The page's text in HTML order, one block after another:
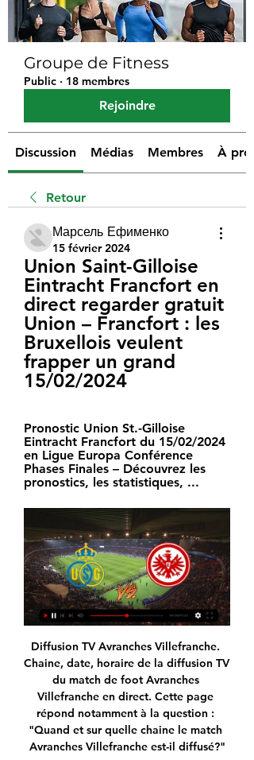
Groupe de Fitness
Public · 18 membres
Rejoindre
Discussion Médias Membres À
Retour
Марсель Ефименко
15 février 2024
Union Saint-Gilloise
Eintracht Francfort en
direct regarder gratuit
Union – Francfort : les
Bruxellois veulent
frapper un grand
15/02/2024
Pronostic Union St.-Gilloise
Eintracht Francfort du 15/02/2024
en Ligue Europa Conférence
Phases Finales – Découvrez les
pronostics, les statistiques, ...
Diffusion TV Avranches Villefranche. Chaine, date, horaire de la diffusion TV du match de foot Avranches Villefranche en direct. Cette page répond notamment à la question : "Quand et sur quelle chaine le match Avranches Villefranche est-il diffusé?"

Une photographie, montrant des cadavres d'adolescents, et très largement partagée sur Facebook, est utilisée dans plusieurs pays africains pour illustrer de supposés massacres ou catastrophes. Il s'agit en réalité d'une photo montrant les victimes d'un accident, survenu à …

Suivez le match Eintracht Francfort-Benfica en direct 18/04/2019. Ne ratez pas ce match de Ligue Europa en direct, sinon, suivez les résultats, score buts après match Eintracht Francfort-Benfica.

Jeux concours sur Fréjus-Saint-Raphaël Jouez et tentez de gagnez l'un des nombreux cadeaux sur frejus-saintraphael.maville.com : places de cinéma et de concert, voyages, bons d'achats, DVD, CD, consoles de jeux, appareil photo, coffret wonderbox,... Venez participer aux jeux concours gratuits mis en ligne …

Regarder Royale Union Saint Gilloise Eintracht Francfort en Regarder Royale Union Saint Gilloise Eintracht Francfort en streaming et voir Royale Union Saint Gilloise Eintracht Francfort live direct.

Les lettres EDU_NUM langues vivantes sont envoyées à tous les IA-IPR et IEN-ET de langues vivantes qui en assurent la diffusion à tous les enseignants de langues vivantes, dans leurs messageries professionnelles avec éventuellement des informations de l'académie. Voir le contenu de cette rubrique; Outils numériques. Divers

Quart de finale retour entre Metz Handball et l’OGC Nice programmé ce jeudi à 20h30 aux Arènes. Les Dragonnes partent avec deux buts d’avance. Après avoir négocié habilement son déplacement sur la Côte d’Azur, Metz Handball se trouve en position de force à l’heure d’aborder son quart de finale retour face à l’OGC Nice. Un.

Pronostic Dijon Strasbourg du 05/10/2019 en Ligue 1 – Découvrez les pronostics, les statistiques et les meilleures cotes pour le match de Football Dijon - Strasbourg réalisés …

En direct Union Saint-Gilloise. Union Saint-Gilloise. 18h45. Eintracht Francfort. A venir Knockout Round Play-offs. Olympiakos Pirée. Olympiakos Pirée.

Vous consultez actuellement la page : Statistique JJ Urquiza - Sacachispas Statistiques des matchs de JJ Urquiza et Sacachispas: afin de vous aider à parier nous affichons les derniers scores et les stats entre ASyD Justo José de Urquiza et Sacachispas FC. Les cotes du match JJ Urquiza - Sacachispas sont aussi disponibles selon le contexte.

Vous consultez actuellement la page : Statistique Elfsborg - Häcken Statistiques des matchs de Elfsborg et Häcken: afin de vous aider à parier nous affichons les derniers scores et les stats entre IF Elfsborg et BK Häcken. Les cotes du match Elfsborg - Häcken sont aussi disponibles selon le contexte.

2 Views A moins de deux semaines du début du tour préliminaire de la Champions League et la coupe des confédérations de la CAF, UMS de Loum et Stade Renard de Melong, les 2 clubs camerounais engagés en compétitions africaine ont tous changé d’entraineur. C’est UMS de Loum qui annonça les couleurs samedi passé avec […]

Encore un petit effort pour écrire la plus belle saison de Metz handball. Les dragonnes doivent conclure ce dimanche en finale retour du championnat face à Nice. Au coup d'envoi à 17 heures aux.

SC Langenthal vs EV Zug Academy 2019-10-22 18:00 flux en direct, conseils, cotes et statistiques H2H. Cliquez ici pour tous nos pronostics et pronostics gratuits.

France Gabon Gambie Ghana Gibraltar Grenade Grèce Guadeloupe Guam. République Démocrate du Congo République Tchèque Réunion Saint-Kitts-et-Nevis Saint-Marin Sao Tomé e Principe Serbie Sierra Leone Singapour.

Vous consultez actuellement la page : Vila Real - Valadares Gaia Suivez le match Vila Real - Valadares Gaia en direct (résumé, score et buts). Le résultat de ce match II Divisao entre SC Vila Real et Valadares Gaia est à suivre en live à partir de 16h00.

Chauffeur VTC Toulon - Hyères - Nice - Marseille - St Tropez - Monaco. Ponctualité, courtoisie, discrétion, fiabilité, serviabilité sont les clefs de notre société. Transfert VIP en toute discrétion. Depuis 2016 notre société s'engage pour la qualité et le service à bord. Récompensé en 2018 et 2019 par TripAdvisor.

Vous consultez actuellement la page : Résultats Limhamn Bunkeflo 07 Calendrier football et scores en direct de Limhamn Bunkeflo 07. Les résultats et les prochains matchs de IF Limhamn Bunkeflo (Limhamn Bunkeflo 07) sont disponibles en live.

Pronostic Lille Nimes du 06/10/2019 en Ligue 1 – Découvrez les pronostics, les statistiques et les meilleures cotes pour le match de Football Lille - Nimes réalisés par …

Saint-Amand Hainaut Basket vs Landerneau Bretagne Basket 2019-10-12 18:00 flux en direct, conseils, cotes et statistiques H2H. Cliquez ici pour tous nos pronostics et pronostics gratuits. Cliquez ici pour tous nos pronostics et pronostics gratuits.

Match Eintracht Francfort Chaine de diffusion, Programme TV Programme TV Eintracht Francfort : ne ratez aucun match du club retransmis en direct à la télévision ! Union Saint-Gilloise R. Union SG Eintracht Francfort ...

O 2 Cholet – 43 Avenue de la Marne 49300 Cholet O 2 Claye Souilly – 28 Avenue de Verdun 77290 Mitry-Mory O 2 Clermont-Ferrand – 1, rue Danziger 63100 Clermont-Ferrand O 2 Clermont-Ferrand Nord – 1 Rue Claude Danziger 63100 Clermont-Ferrand O 2 Coeur d’Hérault et Cévennes – 6, Parc d’Activité de Camalcé 34150 Gignac

Foot live: Résultats Foot et Match en direct sur FOOTLIVE Foot Live: Résultats de football en direct, les scores en direct des matchs de foot, les classement et calendrier des compétitions sur foot live.

Cet outil, le wikibois, est un document collaboratif sur la construction bois. J'invite tous les enseignants volontaires, auto constructeurs, professionnels de la construction à s'inscrire pour alimenter ce wiki.

GRAND BESANCON METROPOLE Doubs, FR. Postuler sur le site de l’entreprise. Métallier ferronnier GRAND BESANCON METROPOLE Doubs, FR il y a 1 semaine Faites partie des 25 premiers candidats. Postuler sur le site de l’entreprise. Descriptif De L'emploi Un métallier ferronnier (h/f) au sein de la Direction Parc Automobile et Logistique Missions. Effectuer les travaux d'entretien et de.

Achetez votre ensemble literie matelas et sommier en direct du fabricant et faites des économies. Découvrez toute notre gamme d'ensemble literie fixe certifiée CTB avec matelas latex, ressorts ou mousse Belle Literie fabriqués en France.

28éme Journée Lyon Duchère. Détails Catégorie : Articles 18-19 Écrit par Yves Le BRIQUER LAVAL - AVRANCHES 4-1. Ce score paraît sans appel mis pour tous ceux qui ont assisté à la rencontre il ne reflète absolument pas la prestation des 2 équipes .

Tags: Il mio bull mi fa sentire il suo cazzo nel culo e godo mature a frosinone la matrigna maiala si libera cerco schiavo torino Un mese di riposo 5. Vous souhaitez acheter du Cannabis LINK légal en ligne, en France, en Belgique ou en Europe ? Commandez du cannabidiol de qualité sur notre boutique en ligne.

Football en Direct : Résultat et score des matchs [LIVE] Regarder un match en direct : les directs de chaque championnat à chaque journée Pronostic Union Saint-Gilloise Eintracht Francfort. 15 févr. 2024 - 11:45.

Avec la volonté de rendre le handball accessible à tous, le Saint-Raphaël Var Handball a lancé en 2009 le projet : "Tous hand'semble avec le SRVHB !" pour permettre à des enfants et adultes porteurs de handicap de découvrir l'activité et de partager des moments forts avec les joueurs professionnels du club.

Diffusion / distribution Fil d'ariane. Musées de Strasbourg Musées & Co. Musée Archéologique Collections Ressources complémentaires Du Paléolithique au Néolithique À propos du musée. Présentation Histoire Architecture Les coulisses de l'archéologie Partenaires Éditions du Musée Agenda & expositions. Agenda Expositions Collections. Aperçu des collections Chefs-d'œuvre Rechercher.

Consulter les marchés publics ville d'Ajaccio-CAPA Consulter les marchés publics du CIAS Inscription à la newsletter Remarque : JavaScript est requis pour ce contenu.

Retrouvez toutes les informations du match entre Saint-Etienne et Dijon! Ce match aura lieu : Horaire match Saint-Etienne Dijon: (match différé). La diffusion TV de Saint-Etienne - Dijon est retransmise en intégralité sur non Ce match entre Saint-Etienne et Dijon est un match de .

Au sujet de Sportytrader, 1er site d'aide aux pronostics et aux paris sportifs. SportyTrader.com est le site référence du pronostic et du pari sportif en ligne. Plus de 70 000 pronostics gratuits sont proposés sur le Foot, le Tennis, le Turf, le Rugby dont 50 000 sur le football !

Regarder Soccer en Direct Live | DAZN CA Union Saint-Gilloise vs. Club BruggeCoupe de Belgique · Al Nassr vs. Al Hazm Eintracht Francfort vs. MayenceBundesliga · Bayern Munich vs. Union Berlin ...

Distance Beziers Clermont-Ferrand. Distance entre les villes de Beziers et Clermont-Ferrand, le temps de déplacement, la consommation de carburant, prix du carburant, les péages, les limites de vitesse, carte de Beziers, carte de Clermont-Ferrand

Manon se sent seule depuis que sa mère est partie soigner son grand-père et que son père part très tôt au travail pour ne rentrer que très tard. Un jour, un perroquet lui rend visite et Manon commence à lui enseigner des mots, puis des phrases. C'est alors que l'oiseau se met à répéter les mots d'amour qu'il entend la nuit, murmurés.

L’IUT de Saint Denis est fier d’avoir accueilli le prix Nobel de la Paix, Denis Mukwege, à l’occasion de l’inauguration d’un amphithéâtre portant son nom. Depuis vingt ans, en République Read More

Lille – Nice EN DIRECT : LIGUE 1 - Suivez EN DIRECT sur notre site la rencontre entre l'OGC Nice et Lille pour le compte de la 32e journée du championnat de France.... Le retour de Lille, Nolan Roux, l’arbitre d’Angers-Lorient : les tops et les